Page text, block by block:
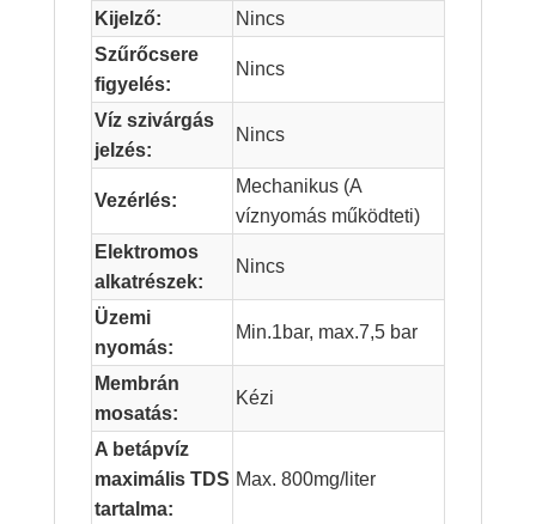
Kijelző:
Nincs
Szűrőcsere
figyelés:
Nincs
Víz szivárgás
jelzés:
Nincs
Vezérlés:
Mechanikus (A
víznyomás működteti)
Elektromos
alkatrészek:
Nincs
Üzemi
nyomás:
Min.1bar, max.7,5 bar
Membrán
mosatás:
Kézi
A betápvíz
maximális TDS
tartalma:
Max. 800mg/liter